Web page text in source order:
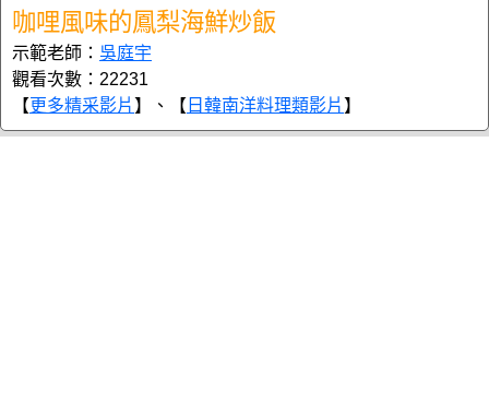
咖哩風味的鳳梨海鮮炒飯
示範老師： 吳庭宇
觀看次數：22231
【更多精采影片 】、【 日韓南洋料理類影片 】